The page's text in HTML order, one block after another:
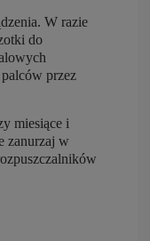
W razie
do
przez
miesiące i
zanurzaj w